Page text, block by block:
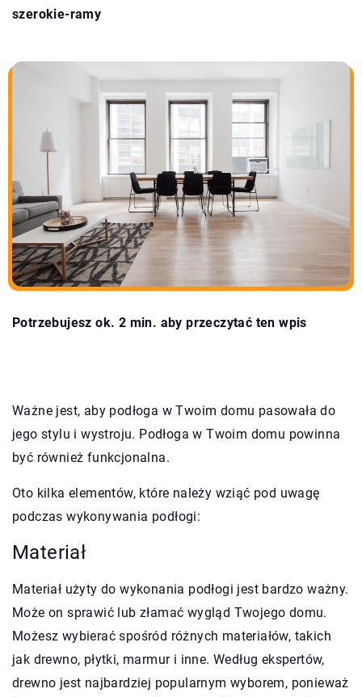
szerokie-ramy
Potrzebujesz ok. 2 min. aby przeczytać ten wpis
Ważne jest, aby podłoga w Twoim domu pasowała do
jego stylu i wystroju. Podłoga w Twoim domu powinna
być również funkcjonalna.
Oto kilka elementów, które należy wziąć pod uwagę
podczas wykonywania podłogi:
Materiał
Materiał użyty do wykonania podłogi jest bardzo ważny.
Może on sprawić lub złamać wygląd Twojego domu.
Możesz wybierać spośród różnych materiałów, takich
jak drewno, płytki, marmur i inne. Według ekspertów,
drewno jest najbardziej popularnym wyborem, ponieważ